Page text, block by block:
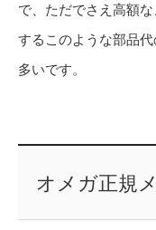
で、ただでさえ高額
するこのような部品
多いです。
オメガ正規